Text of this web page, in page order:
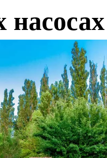
насосах